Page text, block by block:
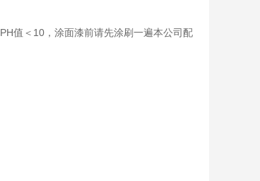
值＜10，涂面漆前请先涂刷一遍本公司配